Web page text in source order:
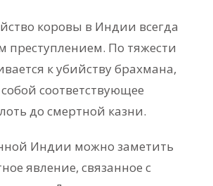
коровы в Индии всегда
преступлением. По тяжести
к убийству брахмана,
соответствующее
до смертной казни.
Индии можно заметить
явление, связанное с